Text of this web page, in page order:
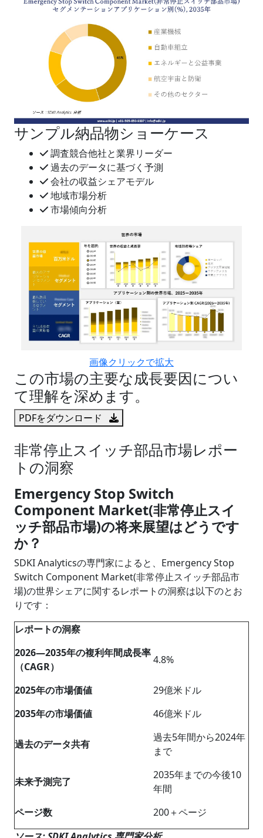
サンプル納品物ショーケース
調査競合他社と業界リーダー
過去のデータに基づく予測
会社の収益シェアモデル
地域市場分析
市場傾向分析
画像クリックで拡大
この市場の主要な成長要因につい
て理解を深めます。
PDFをダウンロード
非常停止スイッチ部品市場レポー
トの洞察
Emergency Stop Switch
Component Market(非常停止スイ
ッチ部品市場)の将来展望はどうです
か？
SDKI Analyticsの専門家によると、Emergency Stop
Switch Component Market(非常停止スイッチ部品市
場)の世界シェアに関するレポートの洞察は以下のとお
りです：
レポートの洞察
2026―2035年の複利年間成長率
（CAGR）
4.8%
2025年の市場価値
29億米ドル
2035年の市場価値
46億米ドル
過去のデータ共有
過去5年間から2024年
まで
未来予測完了
2035年までの今後10
年間
ページ数
200＋ページ